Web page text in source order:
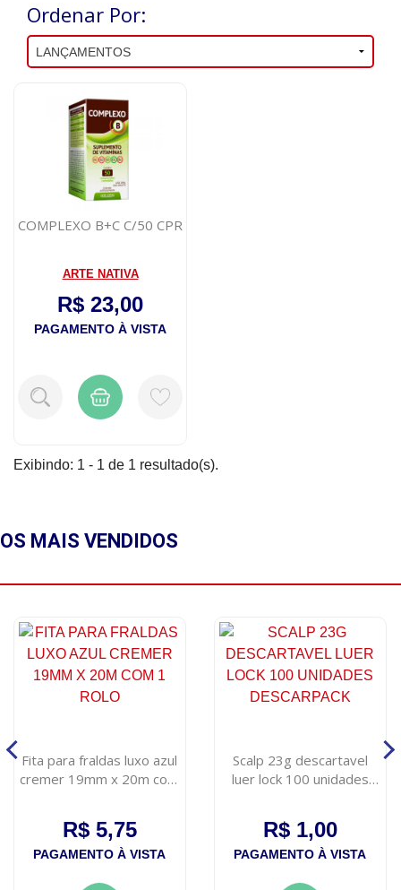
Ordenar Por:
COMPLEXO B+C C/50 CPR
ARTE NATIVA
R$ 23,00
PAGAMENTO À VISTA
Exibindo: 1 - 1 de 1 resultado(s).
OS MAIS VENDIDOS
Fita para fraldas luxo azul
cremer 19mm x 20m com
R$ 5,75
PAGAMENTO À VISTA
Scalp 23g descartavel
luer lock 100 unidades
R$ 1,00
PAGAMENTO À VISTA